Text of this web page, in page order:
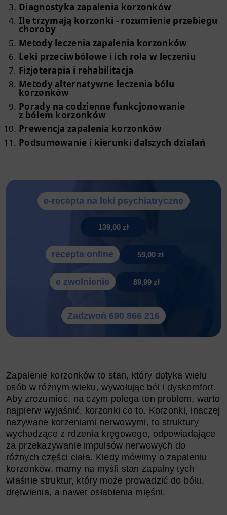
Diagnostyka zapalenia korzonków
Ile trzymają korzonki - rozumienie przebiegu
choroby
Metody leczenia zapalenia korzonków
Leki przeciwbólowe i ich rola w leczeniu
Fizjoterapia i rehabilitacja
Metody alternatywne leczenia bólu
korzonków
Porady na codzienne funkcjonowanie
z bólem korzonków
Prewencja zapalenia korzonków
Podsumowanie i kierunki dalszych działań
e-recepta na leki psychiatryczne
139,00 zł
recepta online 59,00 zł
e zwolnienie 89,99 zł
Zadzwoń 690 866 216
Zapalenie korzonków to stan, który dotyka wielu
osób w różnym wieku, wywołując ból i dyskomfort.
Aby zrozumieć, na czym polega ten problem, warto
najpierw wyjaśnić, korzonki co to. Korzonki, inaczej
nazywane korzeniami nerwowymi, to struktury
wychodzące z rdzenia kręgowego, odpowiadające
za przekazywanie impulsów nerwowych do
różnych części ciała. Kiedy mówimy o zapaleniu
korzonków, mamy na myśli stan zapalny tych
właśnie struktur, który może prowadzić do bólu,
drętwienia, a nawet osłabienia mięśni.